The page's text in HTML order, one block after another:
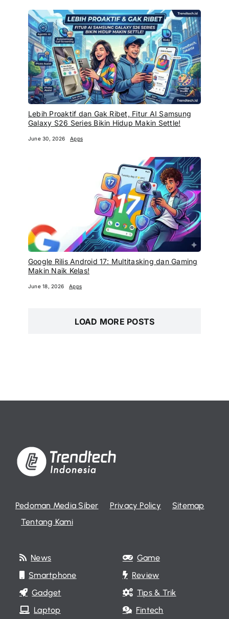
Lebih Proaktif dan Gak Ribet, Fitur AI Samsung
Galaxy S26 Series Bikin Hidup Makin Settle!
June 30, 2026 Apps
Google Rilis Android 17: Multitasking dan Gaming
Makin Naik Kelas!
June 18, 2026 Apps
LOAD MORE POSTS
Pedoman Media Siber Privacy Policy
Sitemap
Tentang Kami
News
Smartphone
Gadget
Laptop
Game
Review
Tips & Trik
Fintech